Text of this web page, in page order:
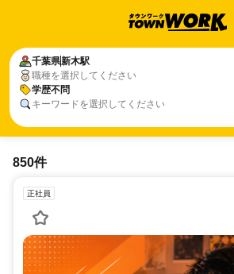
千葉県新木駅
職種を選択してください
学歴不問
キーワードを選択してください
850件
正社員